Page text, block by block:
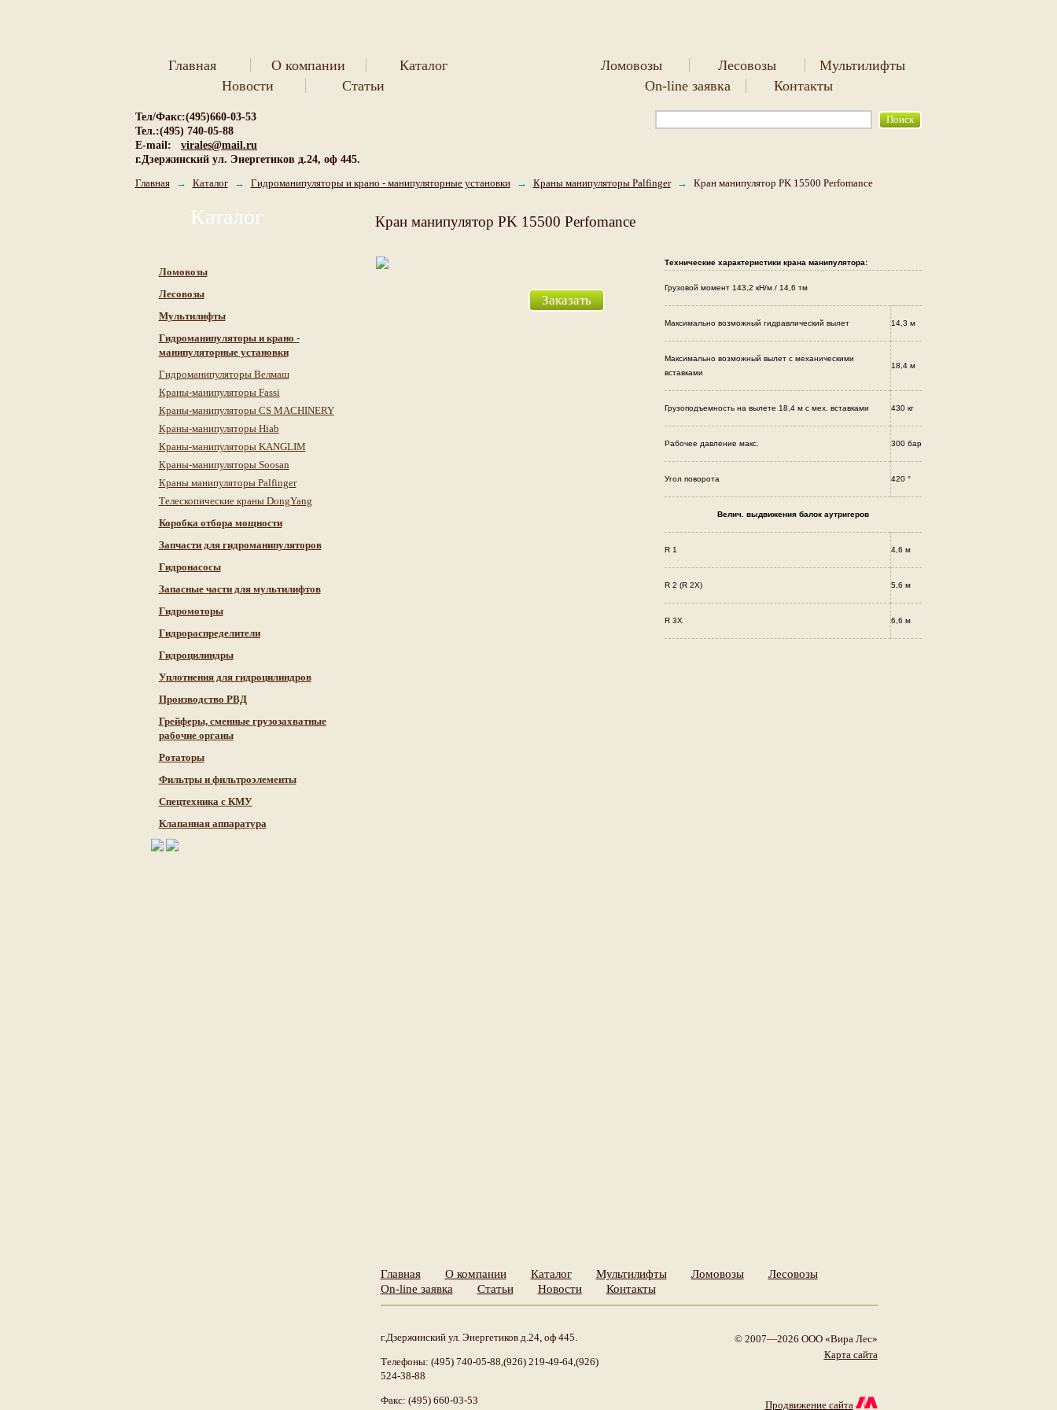
Новости Статьи
Главная О компании Каталог Ломовозы Лесовозы
Мультилифты
On-line заявка
Контакты
Тел/Факс:(495)660-03-53
Тел.:(495) 740-05-88
E-mail:
virales@mail.ru
г.Дзержинский ул. Энергетиков д.24, оф 445.
Главная
→ Каталог → Гидроманипуляторы и крано - манипуляторные установки → Краны манипуляторы Palfinger → Кран манипулятор PK 15500 Perfomance
Каталог
Ломовозы
Лесовозы
Мультилифты
Гидроманипуляторы и крано -
манипуляторные установки
Гидроманипуляторы Велмаш
Краны-манипуляторы Fassi
Краны-манипуляторы CS MACHINERY
Краны-манипуляторы Hiab
Краны-манипуляторы KANGLIM
Краны-манипуляторы Soosan
Краны манипуляторы Palfinger
Телескопические краны DongYang
Коробка отбора мощности
Запчасти для гидроманипуляторов
Гидронасосы
Запасные части для мультилифтов
Гидромоторы
Гидрораспределители
Гидроцилиндры
Уплотнения для гидроцилиндров
Производство РВД
Грейферы, сменные грузозахватные
рабочие органы
Ротаторы
Фильтры и фильтроэлементы
Cпецтехника с КМУ
Клапанная аппаратура
Кран манипулятор PK 15500 Perfomance
Заказать
Технические характеристики крана манипулятора:
Грузовой момент 143,2 кН/м / 14,6 тм
Максимально возможный гидравлический вылет 14,3 м
Максимально возможный вылет с механическими
вставками
18,4 м
Грузоподъемность на вылете 18,4 м с мех. вставками 430 кг
Рабочее давление макс. 300 бар
Угол поворота 420 °
Велич. выдвижения балок аутригеров
R 1 4,6 м
R 2 (R 2X) 5,6 м
R 3X 6,6 м
Главная О компании Каталог Мультилифты Ломовозы
Лесовозы
On-line заявка
Статьи Новости Контакты
г.Дзержинский ул. Энергетиков д.24, оф 445.
Телефоны: (495) 740-05-88,(926) 219-49-64,(926)
524-38-88
Факс: (495) 660-03-53
© 2007—2026 ООО «Вира Лес»
Карта сайта
Продвижение сайта